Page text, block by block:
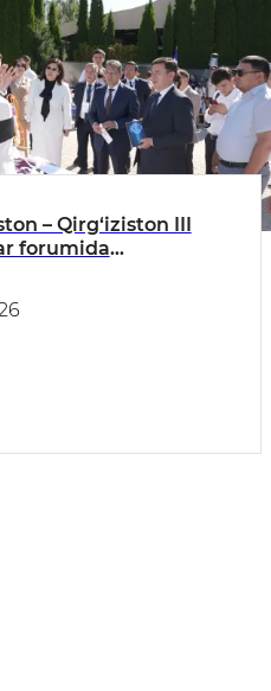
– Qirg‘iziston III
forumida